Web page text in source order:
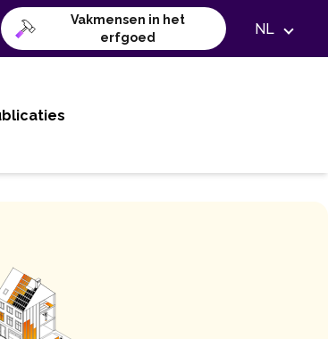
Vakmensen in het
erfgoed
NL